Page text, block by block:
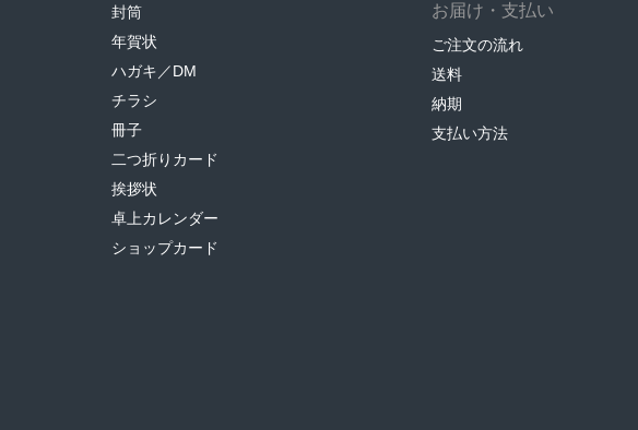
封筒
年賀状
ハガキ／DM
チラシ
冊子
二つ折りカード
挨拶状
卓上カレンダー
ショップカード
お届け・支払い
ご注文の流れ
送料
納期
支払い方法